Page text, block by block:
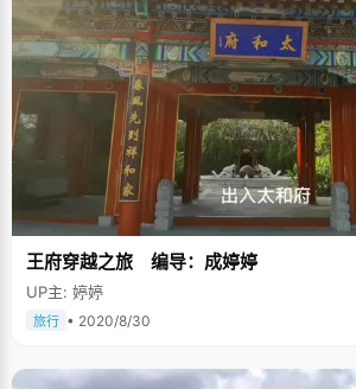
王府穿越之旅 编导：成婷婷
UP主: 婷婷
旅行 • 2020/8/30